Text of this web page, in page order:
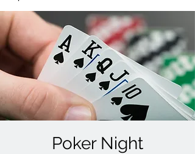
Poker Night